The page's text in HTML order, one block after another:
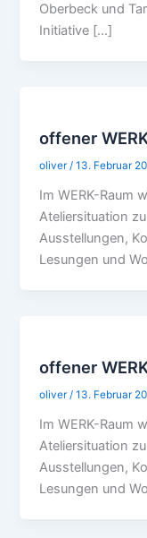
Oberbeck und
Initiative […]
offener
oliver/13. Februar
Im WERK-Raum
Ateliersituation
Ausstellungen,
Lesungen und
offener
oliver/13. Februar
Im WERK-Raum
Ateliersituation
Ausstellungen,
Lesungen und